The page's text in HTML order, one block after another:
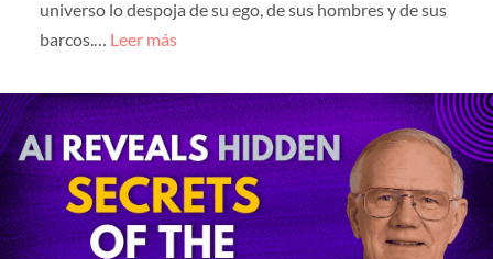
universo lo despoja de su ego, de sus hombres y de sus
barcos.… Leer más